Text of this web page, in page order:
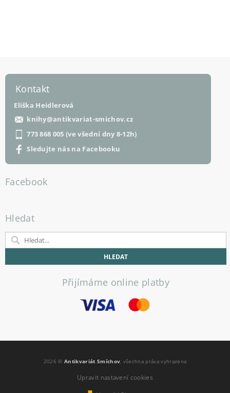
Kontakt
Eliška Heidlerová
knihy@antikvariat-smichov.cz
773 868 005 (ve všední dny 8-12h)
Sledujte nás na Facebooku
Facebook
Hledat
Přijímáme online platby
2026 ©Antikvariát Smíchov , všechna práva vyhrazena
Upravit nastavení cookies